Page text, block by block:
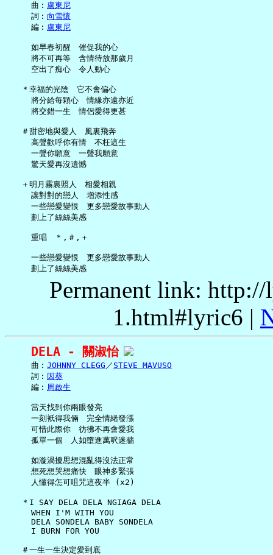
     曲︰
盧東尼
     詞︰
向雪懷
     編︰
盧東尼
     如早春初醒　催促我的心
     將不可再等　含情待放那歲月
     空出了痴心　令人動心
   ＊幸福的光陰　它不會偏心
     將分給每顆心　情緣亦遠亦近
     將交錯一生　情侶愛得更甚
   ＃甜密地與愛人　風裏飛奔
     高聲歡呼你有情　不枉這生
     一聲你願意　一聲我願意
     驚天愛再沒遺憾
   ＋明月霧裏照人　相愛相親
     讓對對的戀人　增添性感
     一些戀愛變恨　更多戀愛故事動人
     劃上了絲絲美感
     重唱　＊,＃,＋
     一些戀愛變恨　更多戀愛故事動人
Permanent link:
1.html#lyric6 |
DELA - 關淑怡
     曲︰
JOHNNY CLEGG ／ STEVE MAVUSO
     詞︰
因葵
     編︰
周啟生
     當天找到你兩眼發亮
     一刻衹得我倆　完全情緒發漲
     可惜此際你　彷彿不再會愛我
     孤單一個　人如墮進萬呎迷牆
     如漩渦擾思想混亂得沒法正常
     想死想哭想痛快　眼神多緊張
     人懂得怎可咀咒這夜半 (x2)
   ＊I SAY DELA DELA NGIAGA DELA
     WHEN I'M WITH YOU
     DELA SONDELA BABY SONDELA
     I BURN FOR YOU
   ＃一生一生決定愛到底